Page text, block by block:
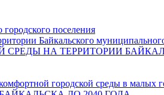
поселения
Байкальского
НА ТЕРРИТОРИИ
городской среды в малых